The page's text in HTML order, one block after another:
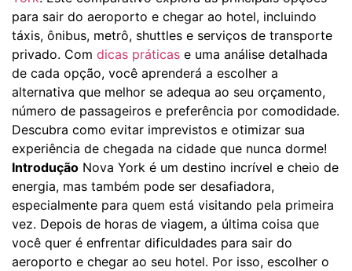
para sair do aeroporto e chegar ao hotel, incluindo
táxis, ônibus, metrô, shuttles e serviços de transporte
privado. Com dicas práticas e uma análise detalhada
de cada opção, você aprenderá a escolher a
alternativa que melhor se adequa ao seu orçamento,
número de passageiros e preferência por comodidade.
Descubra como evitar imprevistos e otimizar sua
experiência de chegada na cidade que nunca dorme!
Introdução Nova York é um destino incrível e cheio de
energia, mas também pode ser desafiadora,
especialmente para quem está visitando pela primeira
vez. Depois de horas de viagem, a última coisa que
você quer é enfrentar dificuldades para sair do
aeroporto e chegar ao seu hotel. Por isso, escolher o